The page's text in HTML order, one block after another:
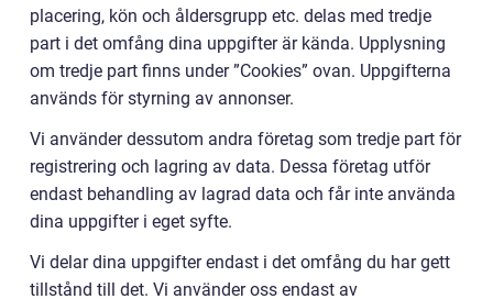
placering, kön och åldersgrupp etc. delas med tredje
part i det omfång dina uppgifter är kända. Upplysning
om tredje part finns under ”Cookies” ovan. Uppgifterna
används för styrning av annonser.
Vi använder dessutom andra företag som tredje part för
registrering och lagring av data. Dessa företag utför
endast behandling av lagrad data och får inte använda
dina uppgifter i eget syfte.
Vi delar dina uppgifter endast i det omfång du har gett
tillstånd till det. Vi använder oss endast av